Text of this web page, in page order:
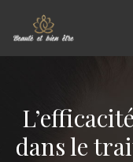
dans le